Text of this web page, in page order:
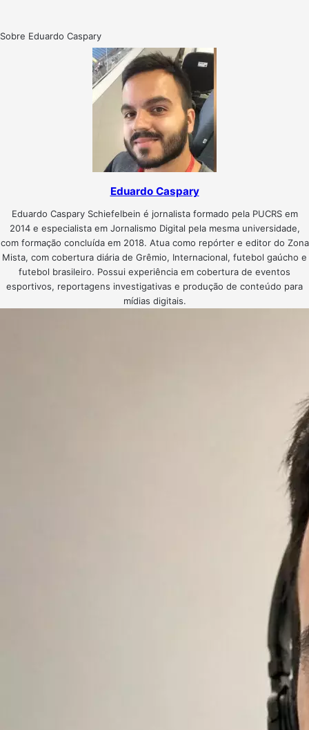
Sobre Eduardo Caspary
Eduardo Caspary
Eduardo Caspary Schiefelbein é jornalista formado pela PUCRS em
2014 e especialista em Jornalismo Digital pela mesma universidade,
com formação concluída em 2018. Atua como repórter e editor do Zona
Mista, com cobertura diária de Grêmio, Internacional, futebol gaúcho e
futebol brasileiro. Possui experiência em cobertura de eventos
esportivos, reportagens investigativas e produção de conteúdo para
mídias digitais.